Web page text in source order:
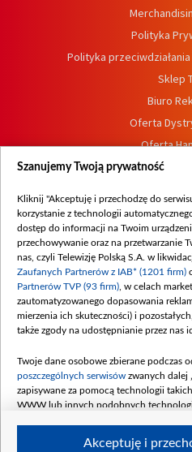
Polityka
Polityka
Sklep
Biuro
Oferta
Oferta
Procedura
Szanujemy Twoją prywatność
Kliknij "Akceptuję i przechodzę do
korzystanie z technologii
dostęp do informacji na Twoim
przechowywanie oraz na przetwarzanie
nas, czyli Telewizję Polską S.A. w
Zaufanych Partnerów z IAB* (1201 firm)
Partnerów TVP (93 firm) , w celach
zautomatyzowanego dopasowania
mierzenia ich skuteczności) i
także zgody na udostępnianie przez nas
Twoje dane osobowe zbierane podczas
poszczególnych serwisów zwanych dalej
zapisywane za pomocą technologii
WWW lub innych podobnych
Akceptuję i